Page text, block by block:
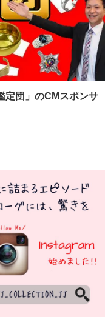
定団」のCMスポンサ